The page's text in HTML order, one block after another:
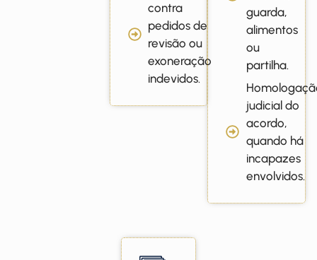
contra
pedidos de
revisão ou
exoneração
indevidos.
guarda,
alimentos
ou
partilha.
judicial do
acordo,
quando há
incapazes
envolvidos.